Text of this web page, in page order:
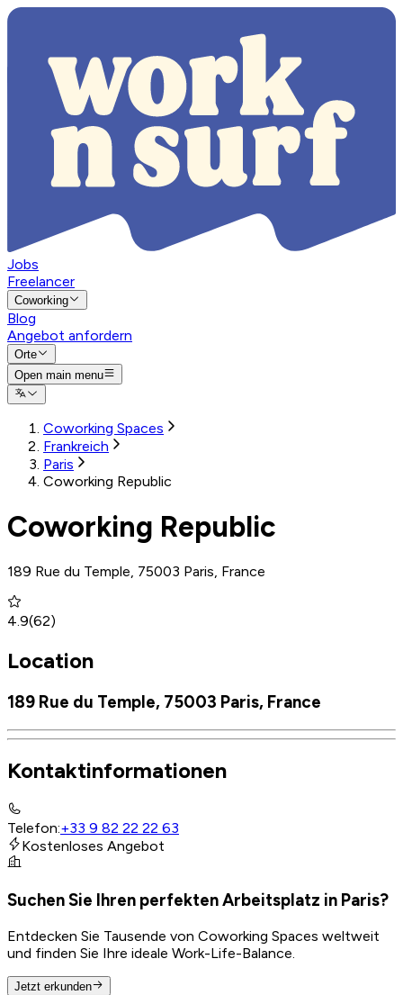
Jobs
Freelancer
Coworking
Blog
Angebot anfordern
Orte
Open main menu
Coworking Spaces
Frankreich
Paris
Coworking Republic
Coworking Republic
189 Rue du Temple, 75003 Paris, France
4.9(62)
Location
189 Rue du Temple, 75003 Paris, France
Kontaktinformationen
Telefon:+33 9 82 22 22 63
Kostenloses Angebot
Suchen Sie Ihren perfekten Arbeitsplatz in Paris?
Entdecken Sie Tausende von Coworking Spaces weltweit
und finden Sie Ihre ideale Work-Life-Balance.
Jetzt erkunden